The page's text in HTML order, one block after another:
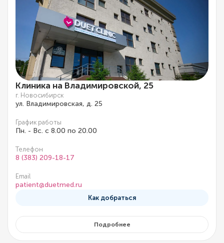
Клиника на Владимировской, 25
г. Новосибирск
ул. Владимировская, д. 25
График работы
Пн. - Вс. с 8.00 по 20.00
Телефон
8 (383) 209-18-17
Email
patient@duetmed.ru
Как добраться
Подробнее